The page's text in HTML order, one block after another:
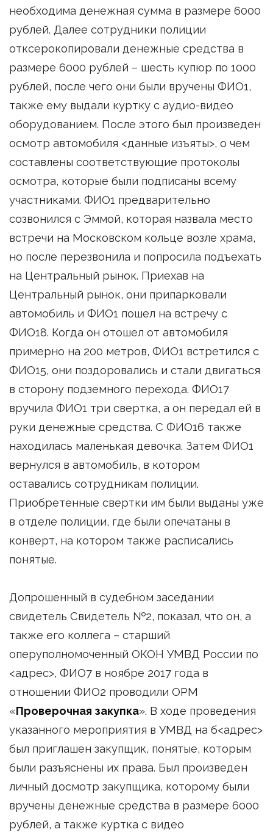
необходима денежная сумма в размере 6000
рублей. Далее сотрудники полиции
отксерокопировали денежные средства в
размере 6000 рублей – шесть купюр по 1000
рублей, после чего они были вручены ФИО1,
также ему выдали куртку с аудио-видео
оборудованием. После этого был произведен
осмотр автомобиля <данные изъяты>, о чем
составлены соответствующие протоколы
осмотра, которые были подписаны всему
участниками. ФИО1 предварительно
созвонился с Эммой, которая назвала место
встречи на Московском кольце возле храма,
но после перезвонила и попросила подъехать
на Центральный рынок. Приехав на
Центральный рынок, они припарковали
автомобиль и ФИО1 пошел на встречу с
ФИО18. Когда он отошел от автомобиля
примерно на 200 метров, ФИО1 встретился с
ФИО15, они поздоровались и стали двигаться
в сторону подземного перехода. ФИО17
вручила ФИО1 три свертка, а он передал ей в
руки денежные средства. С ФИО16 также
находилась маленькая девочка. Затем ФИО1
вернулся в автомобиль, в котором
оставались сотрудникам полиции.
Приобретенные свертки им были выданы уже
в отделе полиции, где были опечатаны в
конверт, на котором также расписались
понятые.
Допрошенный в судебном заседании
свидетель Свидетель №2, показал, что он, а
также его коллега – старший
оперуполномоченный ОКОН УМВД России по
<адрес>, ФИО7 в ноябре 2017 года в
отношении ФИО2 проводили ОРМ
«Проверочная закупка». В ходе проведения
указанного мероприятия в УМВД на б<адрес>
был приглашен закупщик, понятые, которым
были разъяснены их права. Был произведен
личный досмотр закупщика, которому были
вручены денежные средства в размере 6000
рублей, а также куртка с видео